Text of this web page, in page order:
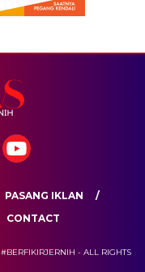
PASANG IKLAN
CONTACT
- ALL RIGHTS